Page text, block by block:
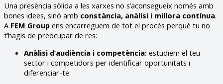
Una presència sòlida a les xarxes no s’aconsegueix només amb
bones idees, sinó amb constància, anàlisi i millora contínua.
A FEM Group ens encarreguem de tot el procés perquè tu no
t’hagis de preocupar de res:
Anàlisi d’audiència i competència: estudiem el teu
sector i competidors per identificar oportunitats i
diferenciar-te.